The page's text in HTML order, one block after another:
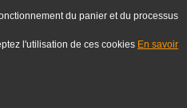
du panier et du processus
l'utilisation de ces cookies En savoir